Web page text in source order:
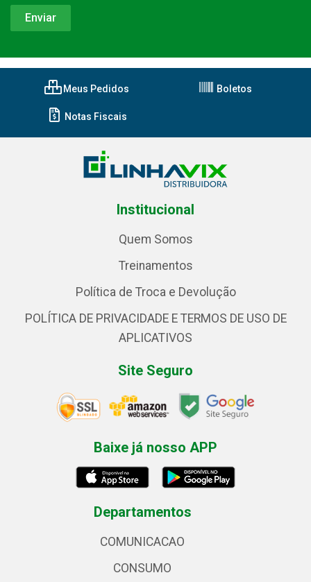
Meus Pedidos Boletos
Notas Fiscais
Institucional
Quem Somos
Treinamentos
Política de Troca e Devolução
POLÍTICA DE PRIVACIDADE E TERMOS DE USO DE
APLICATIVOS
Site Seguro
Baixe já nosso APP
Departamentos
COMUNICACAO
CONSUMO